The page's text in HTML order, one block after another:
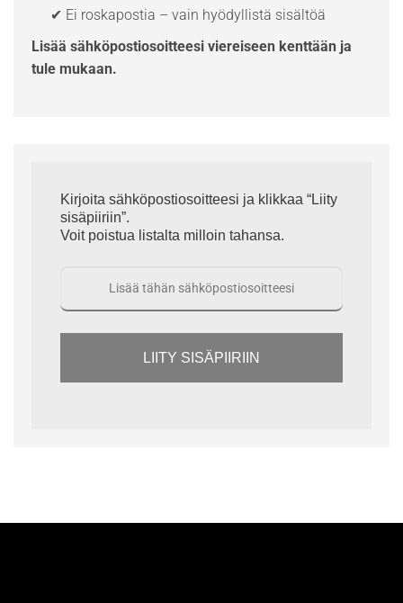
✔ Ei roskapostia – vain hyödyllistä sisältöä
Lisää sähköpostiosoitteesi viereiseen kenttään ja
tule mukaan.
Kirjoita sähköpostiosoitteesi ja klikkaa “Liity
sisäpiiriin”.
Voit poistua listalta milloin tahansa.
LIITY SISÄPIIRIIN